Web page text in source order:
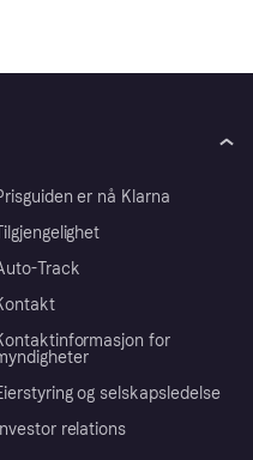
er nå Klarna
Track
for
og selskapsledelse
Investor relations